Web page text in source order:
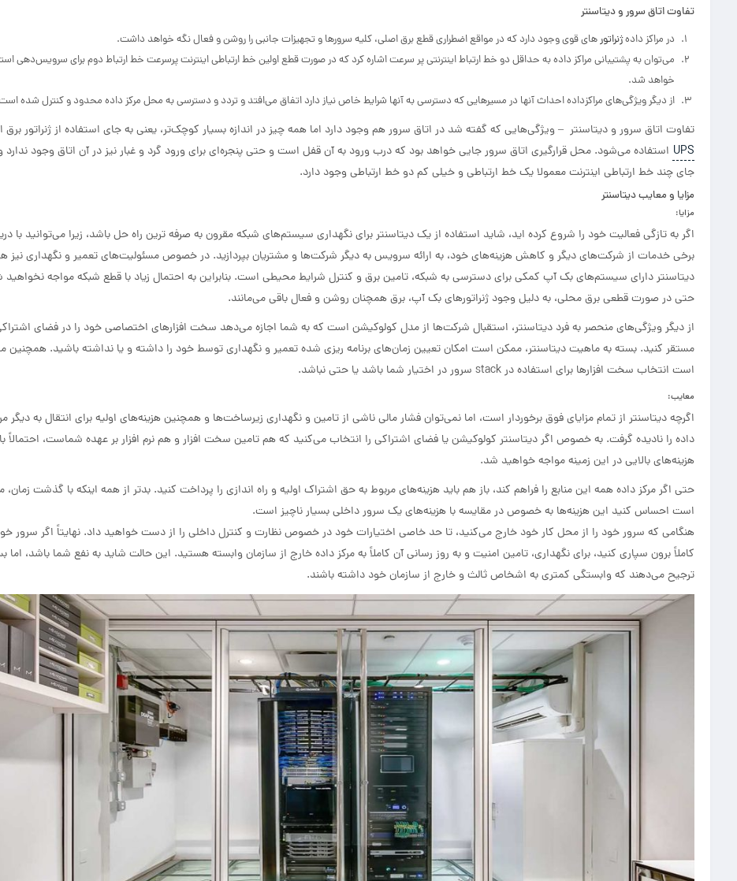
تفاوت اتاق سرور و دیتاسنتر
در مراکز دادهژنراتورهای قوی وجود دارد که در مواقع اضطراری قطع برق اصلی، کلیه سرورها و تجهیزات جانبی را روشن و فعال نگه خواهد داشت.
می‌توان به پشتیبانی مراکز داده به حداقل دو خط ارتباط اینترنتی پر سرعت اشاره کرد که در صورت قطع اولین خط ارتباطی اینترنت پرسرعت خط ارتباط دوم برای سرویس‌دهی
خواهد شد.
از دیگر ویژگی‌های مراکزداده احداث آنها در مسیرهایی که دسترسی به آنها شرایط خاص نیاز دارد اتفاق می‌افتد و تردد و دسترسی به محل مرکز داده محدود و کنترل شده
تفاوت اتاق سرور و دیتاسنتر – ویژگی‌هایی که گفته شد در اتاق سرور هم وجود دارد اما همه چیز در اندازه بسیار کوچک‌تر، یعنی به جای استفاده از ژنراتور برق
UPS استفاده می‌شود. محل قرارگیری اتاق سرور جایی خواهد بود که درب ورود به آن قفل است و حتی پنجره‌ای برای ورود گرد و غبار نیز در آن اتاق وجود ندارد
جای چند خط ارتباطی اینترنت معمولا یک خط ارتباطی و خیلی کم دو خط ارتباطی وجود دارد.
مزایا و معایب دیتاسنتر
مزایا:
اگر به تازگی فعالیت خود را شروع کرده اید، شاید استفاده از یک دیتاسنتر برای نگهداری سیستم‌های شبکه مقرون به صرفه ترین راه حل باشد، زیرا می‌توانید با
برخی خدمات از شرکت‌های دیگر و کاهش هزینه‌های خود، به ارائه سرویس به دیگر شرکت‌ها و مشتریان بپردازید. در خصوص مسئولیت‌های تعمیر و نگهداری نیز
دیتاسنتر دارای سیستم‌های بک آپ کمکی برای دسترسی به شبکه، تامین برق و کنترل شرایط محیطی است. بنابراین به احتمال زیاد با قطع شبکه مواجه
حتی در صورت قطعی برق محلی‌، به دلیل وجود ژنراتورهای بک آپ، برق همچنان روشن و فعال باقی می‌مانند.
از دیگر ویژگی‌های منحصر به فرد دیتاسنتر، استقبال شرکت‌ها از مدل کولوکیشن است که به شما اجازه می‌دهد سخت افزارهای اختصاصی خود را در فضای
مستقر کنید. بسته به ماهیت دیتاسنتر، ممکن است امکان تعیین زمان‌های برنامه ریزی شده تعمیر و نگهداری توسط خود را داشته و یا نداشته باشید. همچنین
است انتخاب سخت افزار‌ها برای استفاده در stack سرور در اختیار شما باشد یا حتی نباشد.
معایب:
اگرچه دیتاسنتر از تمام مزایای فوق برخوردار است، اما نمی‌توان فشار مالی ناشی از تامین و نگهداری زیرساخت‌ها و همچنین هزینه‌های اولیه برای انتقال به دیگر
داده را نادیده گرفت. به خصوص اگر دیتاسنتر کولوکیشن یا فضای اشتراکی را انتخاب می‌کنید که هم تامین سخت افزار و هم نرم افزار بر عهده شماست، احتمالاً با
هزینه‌های بالایی در این زمینه مواجه خواهید شد.
حتی اگر مرکز داده همه این منابع را فراهم کند، باز هم باید هزینه‌های مربوط به حق اشتراک اولیه و راه اندازی را پرداخت کنید. بدتر از همه اینکه با گذشت
است احساس کنید این هزینه‌ها به خصوص در مقایسه با هزینه‌های یک سرور داخلی بسیار ناچیز است.
هنگامی که سرور خود را از محل کار خود خارج می‌کنید، تا حد خاصی اختیارات خود در خصوص نظارت و کنترل داخلی را از دست خواهید داد. نهایتاً اگر سرور
کاملاً برون سپاری کنید، برای نگهداری، تامین امنیت و به روز رسانی آن کاملاً به مرکز داده خارج از سازمان وابسته هستید. این حالت شاید به نفع شما باشد، اما
ترجیح می‌دهند که وابستگی کمتری به اشخاص ثالث و خارج از سازمان خود داشته باشند.